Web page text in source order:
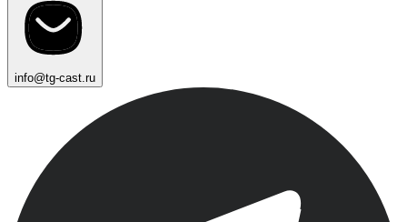
info@tg-cast.ru